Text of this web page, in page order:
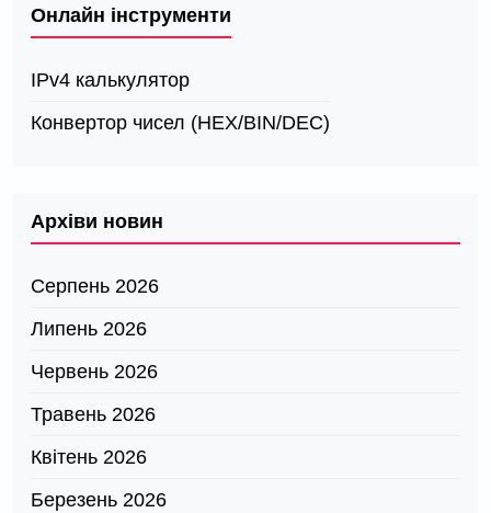
Онлайн інструменти
IPv4 калькулятор
Конвертор чисел (HEX/BIN/DEC)
Архіви новин
Серпень 2026
Липень 2026
Червень 2026
Травень 2026
Квітень 2026
Березень 2026